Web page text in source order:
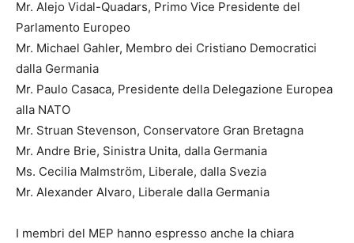
Mr. Alejo Vidal-Quadars, Primo Vice Presidente del
Parlamento Europeo
Mr. Michael Gahler, Membro dei Cristiano Democratici
dalla Germania
Mr. Paulo Casaca, Presidente della Delegazione Europea
alla NATO
Mr. Struan Stevenson, Conservatore Gran Bretagna
Mr. Andre Brie, Sinistra Unita, dalla Germania
Ms. Cecilia Malmström, Liberale, dalla Svezia
Mr. Alexander Alvaro, Liberale dalla Germania
I membri del MEP hanno espresso anche la chiara